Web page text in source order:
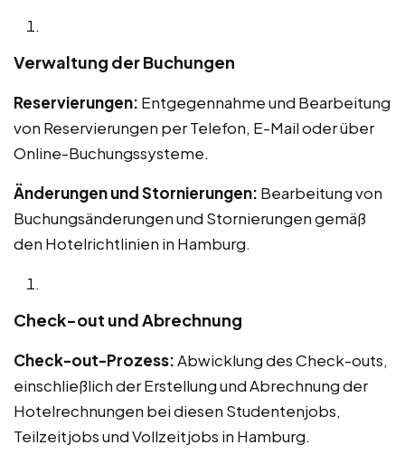
Verwaltung der Buchungen
Reservierungen: Entgegennahme und Bearbeitung
von Reservierungen per Telefon, E-Mail oder über
Online-Buchungssysteme.
Änderungen und Stornierungen: Bearbeitung von
Buchungsänderungen und Stornierungen gemäß
den Hotelrichtlinien in Hamburg.
Check-out und Abrechnung
Check-out-Prozess:Abwicklung des Check-outs,
einschließlich der Erstellung und Abrechnung der
Hotelrechnungen bei diesen Studentenjobs,
Teilzeitjobs und Vollzeitjobs in Hamburg.